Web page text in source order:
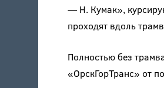
— Н. Кумак»,
проходят вдоль
Полностью без
«ОрскГорТранс» от